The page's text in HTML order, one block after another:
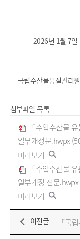
2026년 1월 7일
국립수산물품질관리
첨부파일 목록
「수입수산물
일부개정문.hwpx
미리보기
「수입수산물
일부개정 전문
미리보기
이전글